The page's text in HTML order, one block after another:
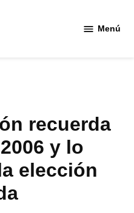
Menú
recuerda
y lo
elección